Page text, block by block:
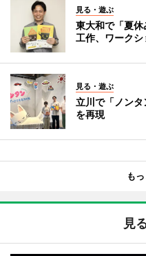
見る・遊ぶ
東大和で「夏
工作、ワークシ
見る・遊ぶ
立川で「ノン
を再現
も
見